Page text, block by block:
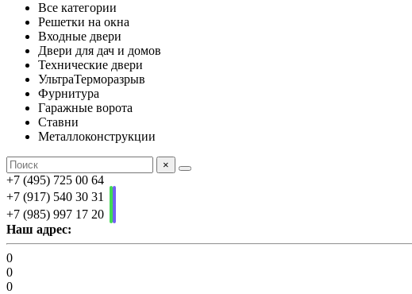
Все категории
Решетки на окна
Входные двери
Двери для дач и домов
Технические двери
УльтраТерморазрыв
Фурнитура
Гаражные ворота
Ставни
Металлоконструкции
×
+7 (495) 725 00 64
+7 (917) 540 30 31
+7 (985) 997 17 20
Наш адрес:
0
0
0